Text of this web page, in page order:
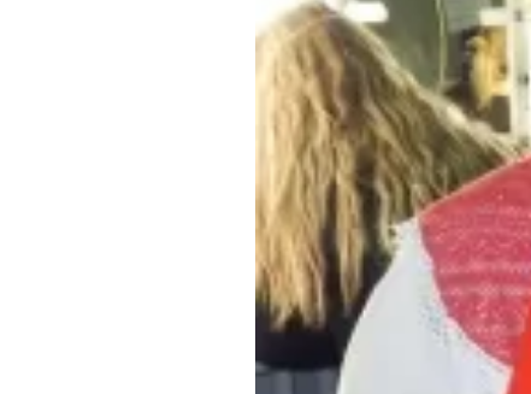
Реестр туроператоров
Реестр туристических
агентств Алтайского края
Противодействие коррупции